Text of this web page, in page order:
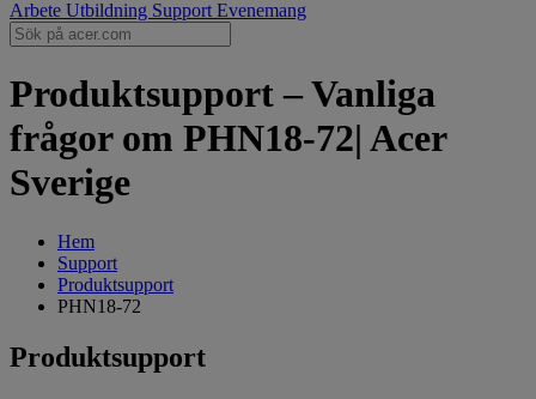
Arbete Utbildning Support Evenemang
Produktsupport – Vanliga
frågor om PHN18-72| Acer
Sverige
Hem
Support
Produktsupport
PHN18-72
Produktsupport